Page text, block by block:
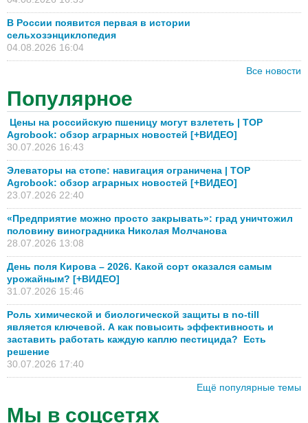
В России появится первая в истории
сельхозэнциклопедия
04.08.2026 16:04
Все новости
Популярное
Цены на российскую пшеницу могут взлететь | TOP
Agrobook: обзор аграрных новостей [+ВИДЕО]
30.07.2026 16:43
Элеваторы на стопе: навигация ограничена | TOP
Agrobook: обзор аграрных новостей [+ВИДЕО]
23.07.2026 22:40
«Предприятие можно просто закрывать»: град уничтожил
половину виноградника Николая Молчанова
28.07.2026 13:08
День поля Кирова – 2026. Какой сорт оказался самым
урожайным? [+ВИДЕО]
31.07.2026 15:46
Роль химической и биологической защиты в no-till
является ключевой. А как повысить эффективность и
заставить работать каждую каплю пестицида? Есть
решение
30.07.2026 17:40
Ещё популярные темы
Мы в соцсетях